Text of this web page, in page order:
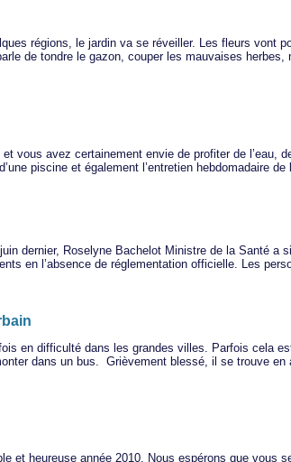
régions, le jardin va se réveiller. Les fleurs vont
de tondre le gazon, couper les mauvaises
et vous avez certainement envie de profiter de
piscine et également l’entretien hebdomadaire
dernier, Roselyne Bachelot Ministre de la Santé a
en l’absence de réglementation officielle. Les
en difficulté dans les grandes villes. Parfois cela
dans un bus. Grièvement blessé, il se trouve
et heureuse année 2010. Nous espérons que